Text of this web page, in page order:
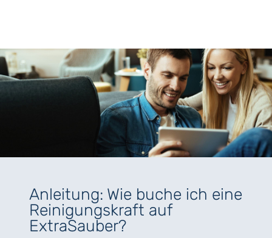
Anleitung: Wie buche ich eine
Reinigungskraft auf
ExtraSauber?